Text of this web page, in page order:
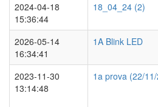
2024-04-18
15:36:44
18_04_24 (2)
2026-05-14
16:34:41
1A Blink LED
2023-11-30
13:14:48
1a prova (22/